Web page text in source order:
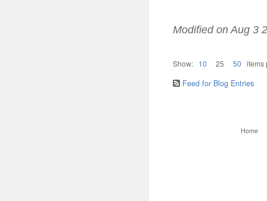
Modified on Aug 3
Show: 10 25 50 items
Feed for Blog Entries
Home